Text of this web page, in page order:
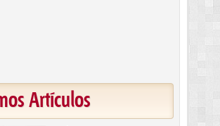
Artículos